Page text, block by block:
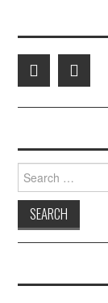
Search
for: